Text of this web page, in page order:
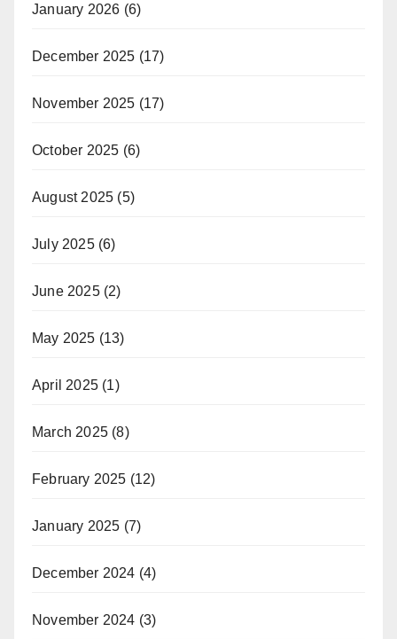
January 2026 (6)
December 2025 (17)
November 2025 (17)
October 2025 (6)
August 2025 (5)
July 2025(6)
June 2025(2)
May 2025 (13)
April 2025 (1)
March 2025 (8)
February 2025 (12)
January 2025 (7)
December 2024 (4)
November 2024 (3)